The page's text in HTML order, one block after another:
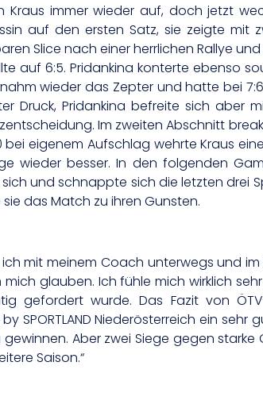
immer wieder auf, doch jetzt
auf den ersten Satz, sie zeigte mit
Slice nach einer herrlichen Rallye
auf 6:5. Pridankina konterte ebenso
wieder das Zepter und hatte bei
Druck, Pridankina befreite sich aber
Im zweiten Abschnitt
eigenem Aufschlag wehrte Kraus
wieder besser. In den folgenden
und schnappte sich die letzten drei
das Match zu ihren Gunsten.
mit meinem Coach unterwegs und im
glauben. Ich fühle mich wirklich sehr
gefordert wurde. Das Fazit von
SPORTLAND Niederösterreich ein
Aber zwei Siege gegen starke
Saison.“